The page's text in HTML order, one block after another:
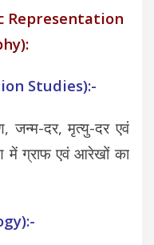
Representation
Studies):-
जन्म-दर, मृत्यु-दर एवं
में ग्राफ एवं आरेखों का